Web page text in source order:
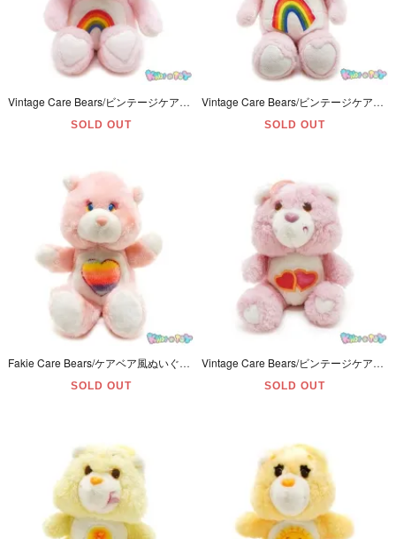
Vintage Care Bears/ビンテージケアベア・ぬいぐるみ・Cheer Bear/チアベア・13inch・1980年代・Kenner
SOLD OUT
Vintage Care Bears/ビンテージケアベア・ぬいぐるみ・Cheer Bear/チアベア・大サイズ・18inch・1983年・Kenner
SOLD OUT
Fakie Care Bears/ケアベア風ぬいぐるみ・クマ・ピンク・Knock off/Bootleg
SOLD OUT
Vintage Care Bears/ビンテージケアベア・ぬいぐるみ・Love-a-lot Bear/ラブアロットベア・6inch(約16cm) ・1980年代・Kenner
SOLD OUT